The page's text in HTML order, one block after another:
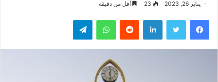
يناير 26, 2023 23 أقل من دقيقة
فيسبوك تويتر لينكدإن واتساب تيلقرام